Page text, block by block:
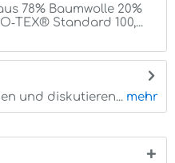
78% Baumwolle 20%
Standard 100,...
und diskutieren... mehr